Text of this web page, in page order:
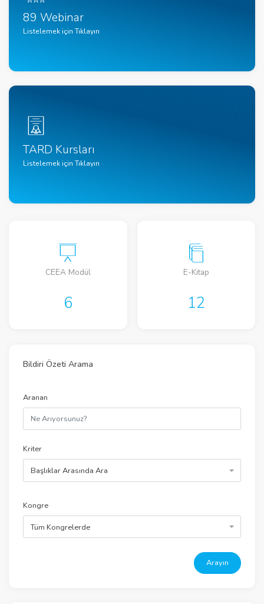
89 Webinar
Listelemek için Tıklayın
TARD Kursları
Listelemek için Tıklayın
CEEA Modül
6
E-Kitap
12
Bildiri Özeti Arama
Aranan
Kriter
Başlıklar Arasında Ara
Kongre
Tüm Kongrelerde
Arayın